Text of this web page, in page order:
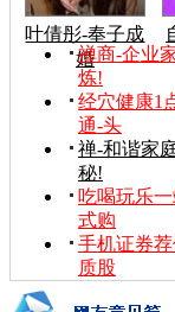
叶倩彤-奉子成
婚
禅商-企业
炼!
经穴健康1
通-头
禅-和谐家
秘!
吃喝玩乐
式购
手机证券
质股